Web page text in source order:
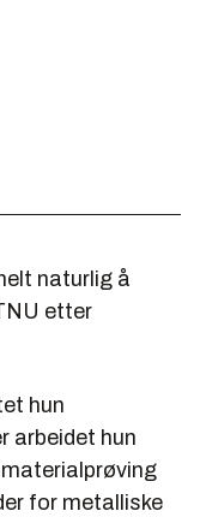
naturlig å
etter
hun
arbeidet hun
for metalliske